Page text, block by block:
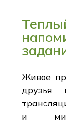
Живое
друзья
и